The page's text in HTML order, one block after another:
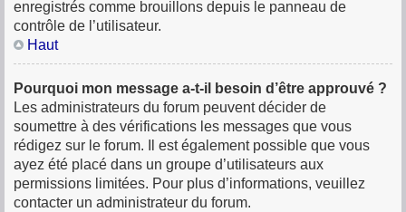
enregistrés comme brouillons depuis le panneau de
contrôle de l’utilisateur.
Haut
Pourquoi mon message a-t-il besoin d’être approuvé ?
Les administrateurs du forum peuvent décider de
soumettre à des vérifications les messages que vous
rédigez sur le forum. Il est également possible que vous
ayez été placé dans un groupe d’utilisateurs aux
permissions limitées. Pour plus d’informations, veuillez
contacter un administrateur du forum.